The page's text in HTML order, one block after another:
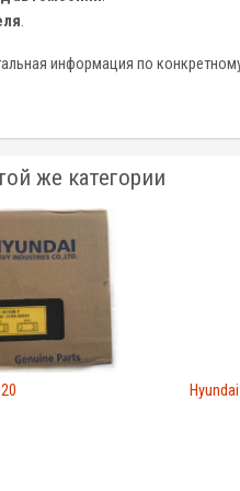
.
информация по
же категории